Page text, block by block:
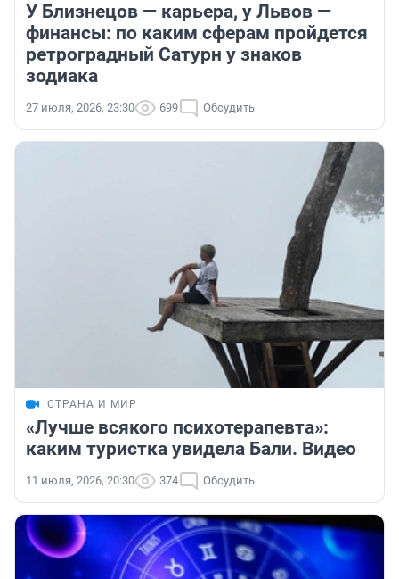
У Близнецов — карьера, у Львов —
финансы: по каким сферам пройдется
ретроградный Сатурн у знаков
зодиака
27 июля, 2026, 23:30 699 Обсудить
СТРАНА И МИР
«Лучше всякого психотерапевта»:
каким туристка увидела Бали. Видео
11 июля, 2026, 20:30 374 Обсудить